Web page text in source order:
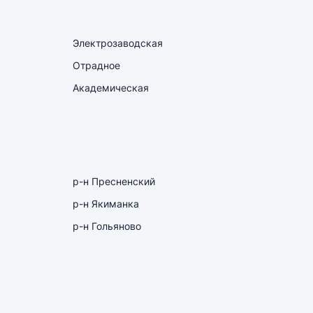
Электрозаводская
Отрадное
Академическая
р-н Пресненский
р-н Якиманка
р-н Гольяново